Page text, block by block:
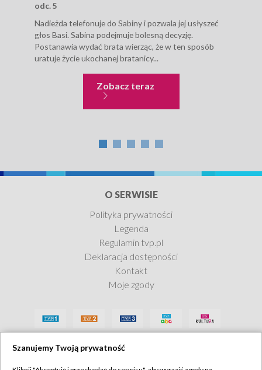
odc. 5
Nadieżda telefonuje do Sabiny i pozwala jej usłyszeć
głos Basi. Sabina podejmuje bolesną decyzję.
Postanawia wydać brata wierząc, że w ten sposób
uratuje życie ukochanej bratanicy...
Zobacz terazEkstradycja 2
O SERWISIE
Polityka prywatności
Legenda
Regulamin tvp.pl
Deklaracja dostępności
Kontakt
Moje zgody
Szanujemy Twoją prywatność